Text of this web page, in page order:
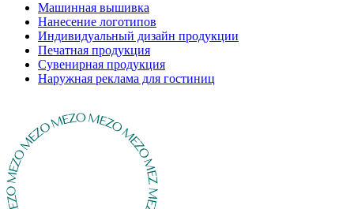
Машинная вышивка
Нанесение логотипов
Индивидуальный дизайн продукции
Печатная продукция
Сувенирная продукция
Наружная реклама для гостиниц